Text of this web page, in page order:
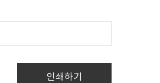
인쇄하기